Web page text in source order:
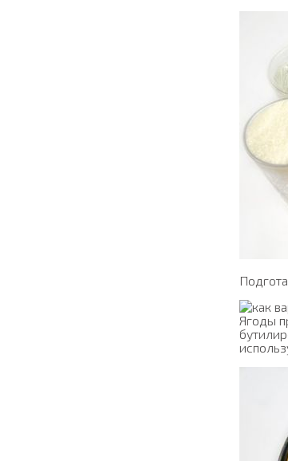
Ягоды